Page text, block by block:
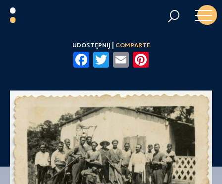
UDOSTĘPNIJ | COMPARTE
Facebook
Twitter
Email